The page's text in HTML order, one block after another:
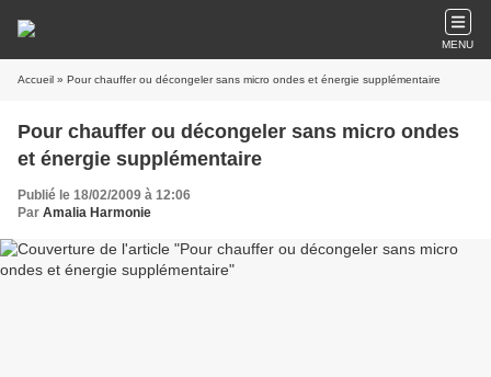
MENU
Accueil » Pour chauffer ou décongeler sans micro ondes et énergie supplémentaire
Pour chauffer ou décongeler sans micro ondes
et énergie supplémentaire
Publié le 18/02/2009 à 12:06
Par Amalia Harmonie